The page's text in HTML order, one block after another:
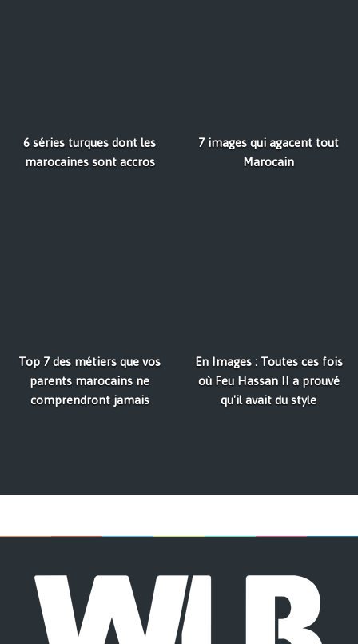
6 séries turques dont les
marocaines sont accros
7 images qui agacent tout
Marocain
Top 7 des métiers que vos
parents marocains ne
comprendront jamais
En Images : Toutes ces fois
où Feu Hassan II a prouvé
qu'il avait du style